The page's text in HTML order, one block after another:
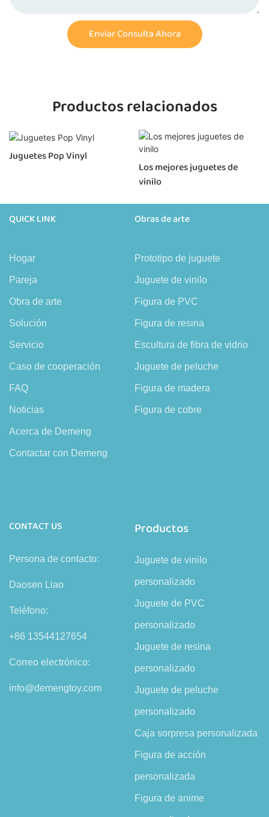
Enviar Consulta Ahora
Productos relacionados
Juguetes Pop Vinyl
Los mejores juguetes de
vinilo
QUICK LINK
Hogar
Pareja
Obra de arte
Solución
Servicio
Caso de cooperación
FAQ
Noticias
Acerca de Demeng
Contactar con Demeng
Obras de arte
Prototipo de juguete
Juguete de vinilo
Figura de PVC
Figura de resina
Escultura de fibra de vidrio
Juguete de peluche
Figura de madera
Figura de cobre
CONTACT US
Persona de contacto:
Daosen Liao
Teléfono:
+86 13544127654
Correo electrónico:
info@demengtoy.com
Productos
Juguete de vinilo
personalizado
Juguete de PVC
personalizado
Juguete de resina
personalizado
Juguete de peluche
personalizado
Caja sorpresa personalizada
Figura de acción
personalizada
Figura de anime